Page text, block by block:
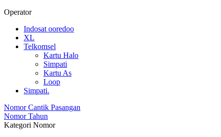
Operator
Indosat ooredoo
XL
Telkomsel
Kartu Halo
Simpati
Kartu As
Loop
Simpati.
Nomor Cantik Pasangan
Nomor Tahun
Kategori Nomor